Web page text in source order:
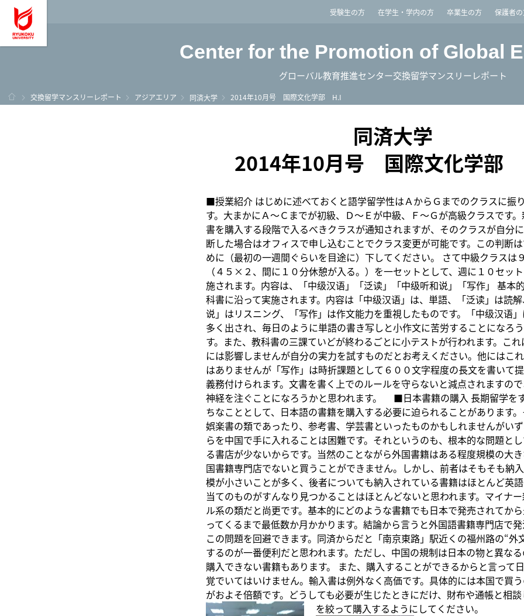
龍谷大学 You, Unlimited受験生の方 在学生・学内の方 卒業生の方 保護者
Center for the Promotion of Global
グローバル教育推進センター交換留学マンスリーレポート
ホーム
交換留学マンスリーレポート アジアエリア 同済大学 2014年10月号 国際文化学部 H.I
同済大学
2014年10月号 国際文化学部
■授業紹介 はじめに述べておくと語学留学性はＡからＧまでのクラスに振
す。大まかにＡ～Ｃまでが初級、Ｄ～Ｅが中級、Ｆ～Ｇが高級クラスです
書を購入する段階で入るべきクラスが通知されますが、そのクラスが自分
断した場合はオフィスで申し込むことでクラス変更が可能です。この判断
めに（最初の一週間ぐらいを目途に）下してください。 さて中級クラスは
（４５×２、間に１０分休憩が入る。）を一セットとして、週に１０セッ
施されます。内容は、「中级汉语」「泛读」「中级听和说」「写作」 基本
科書に沿って実施されます。内容は「中级汉语」は、単語、「泛读」は読
说」はリスニング、「写作」は作文能力を重視したものです。「中级汉语
多く出され、毎日のように単語の書き写しと小作文に苦労することになろ
す。また、教科書の三課ていどが終わるごとに小テストが行われます。こ
には影響しませんが自分の実力を試すものだとお考えください。他にはこ
はありませんが「写作」は時折課題として６００文字程度の長文を書いて
義務付けられます。文書を書く上でのルールを守らないと減点されますの
神経を注ぐことになろうかと思われます。 ■日本書籍の購入 長期留学を
ちなこととして、日本語の書籍を購入する必要に迫られることがあります
娯楽書の類であったり、参考書、学芸書といったものかもしれませんがい
らを中国で手に入れることは困難です。それというのも、根本的な問題と
る書店が少ないからです。当然のことながら外国書籍はある程度規模の大
国書籍専門店でないと買うことができません。しかし、前者はそもそも納
模が小さいことが多く、後者についても納入されている書籍はほとんど英
当てのものがすんなり見つかることはほとんどないと思われます。マイナ
ル系の類だと尚更です。基本的にどのような書籍でも日本で発売されてか
ってくるまで最低数か月かかります。結論から言うと外国語書籍専門店で
この問題を回避できます。同済からだと「南京東路」駅近くの福州路の“外
するのが一番便利だと思われます。ただし、中国の規制は日本の物と異な
購入できない書籍もあります。 また、購入することができるからと言って
覚でいてはいけません。輸入書は例外なく高価です。具体的には本国で買
がおよそ倍額です。どうしても必要が生じたときにだけ、財布や通帳と相
を絞って購入するようにしてく